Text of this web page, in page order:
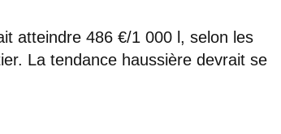
atteindre 486 €/1 000 l, selon les
La tendance haussière devrait se